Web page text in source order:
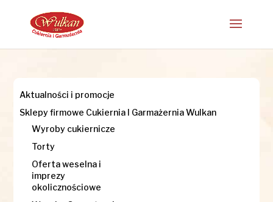
Aktualności i promocje
Sklepy firmowe Cukiernia I Garmażernia Wulkan
Wyroby cukiernicze
Torty
Oferta weselna i
imprezy
okolicznościowe